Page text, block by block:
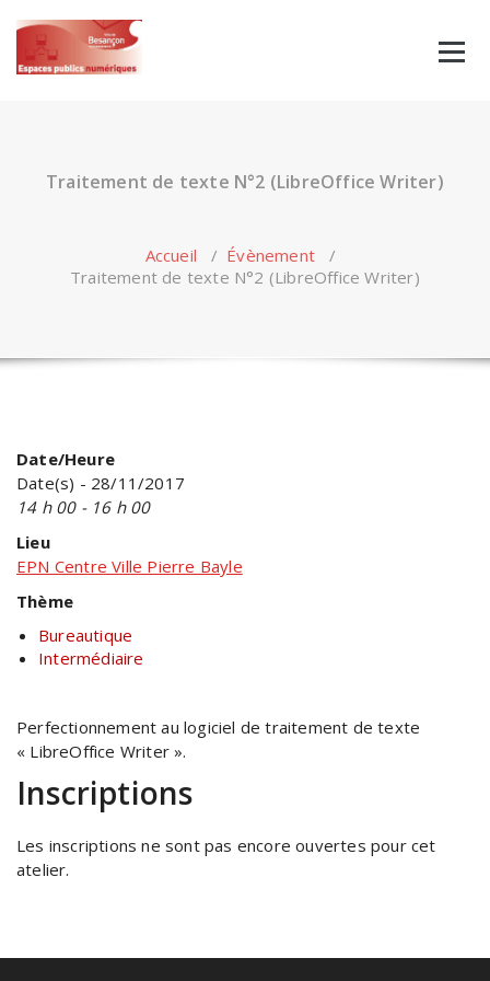
content
Traitement de texte N°2 (LibreOffice Writer)
Accueil / Évènement /
Traitement de texte N°2 (LibreOffice Writer)
Date/Heure
Date(s) - 28/11/2017
14 h 00 - 16 h 00
Lieu
EPN Centre Ville Pierre Bayle
Thème
Bureautique
Intermédiaire
Perfectionnement au logiciel de traitement de texte
« LibreOffice Writer ».
Inscriptions
Les inscriptions ne sont pas encore ouvertes pour cet
atelier.